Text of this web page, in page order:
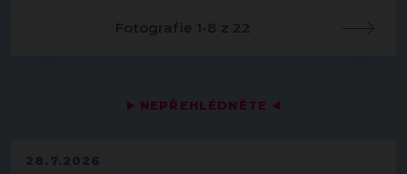
▶ NEPŘEHLÉDNĚTE ◀
28.7.2026
Fotografie 1-8 z 22